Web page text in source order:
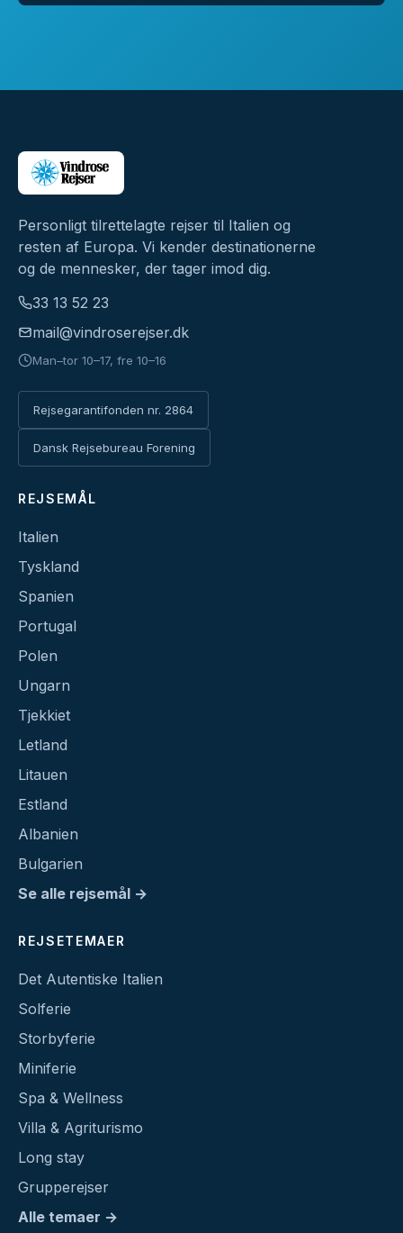
Personligt tilrettelagte rejser til Italien og
resten af Europa. Vi kender destinationerne
og de mennesker, der tager imod dig.
33 13 52 23
mail@vindroserejser.dk
Man–tor 10–17, fre 10–16
Rejsegarantifonden nr. 2864
Dansk Rejsebureau Forening
REJSEMÅL
Italien
Tyskland
Spanien
Portugal
Polen
Ungarn
Tjekkiet
Letland
Litauen
Estland
Albanien
Bulgarien
Se alle rejsemål →
REJSETEMAER
Det Autentiske Italien
Solferie
Storbyferie
Miniferie
Spa & Wellness
Villa & Agriturismo
Long stay
Grupperejser
Alle temaer →